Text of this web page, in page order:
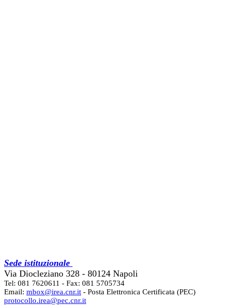
Sede istituzionale
Via Diocleziano 328 - 80124 Napoli
Tel: 081 7620611 - Fax: 081 5705734
Email: mbox@irea.cnr.it - Posta Elettronica Certificata (PEC)
protocollo.irea@pec.cnr.it